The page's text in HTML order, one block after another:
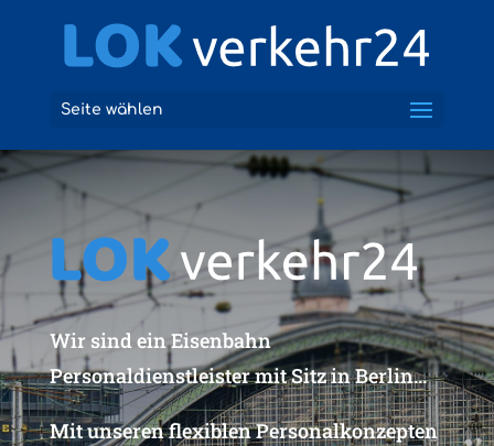
Seite wählen
Wir sind ein Eisenbahn
Personaldienstleister mit Sitz in Berlin...
Mit unseren flexiblen Personalkonzepten